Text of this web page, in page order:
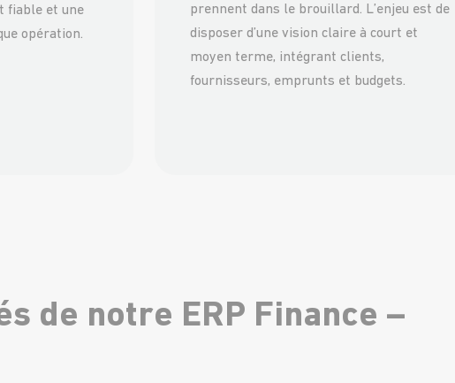
fiable et une
opération.
prennent dans le brouillard. L’enjeu est de
disposer d’une vision claire à court et
moyen terme, intégrant clients,
fournisseurs, emprunts et budgets.
de notre ERP Finance –